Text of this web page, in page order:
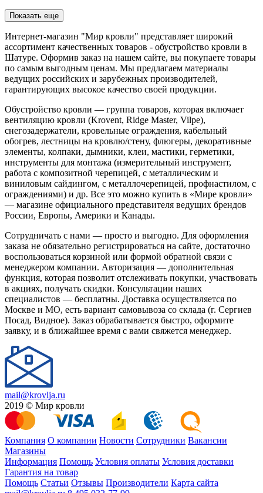
Показать еще
Интернет-магазин "Мир кровли" представляет широкий
ассортимент качественных товаров - обустройство кровли в
Шатуре. Оформив заказ на нашем сайте, вы покупаете товары
по самым выгодным ценам. Мы предлагаем материалы
ведущих российских и зарубежных производителей,
гарантирующих высокое качество своей продукции.
Обустройство кровли — группа товаров, которая включает
вентиляцию кровли (Krovent, Ridge Master, Vilpe),
снегозадержатели, кровельные ограждения, кабельный
обогрев, лестницы на кровлю/стену, флюгеры, декоративные
элементы, колпаки, дымники, клеи, мастики, герметики,
инструменты для монтажа (измерительный инструмент,
работа с композитной черепицей, с металлическим и
виниловым сайдингом, с металлочерепицей, профнастилом, с
ограждениями) и др. Все это можно купить в «Мире кровли»
— магазине официального представителя ведущих брендов
России, Европы, Америки и Канады.
Сотрудничать с нами — просто и выгодно. Для оформления
заказа не обязательно регистрироваться на сайте, достаточно
воспользоваться корзиной или формой обратной связи с
менеджером компании. Авторизация — дополнительная
функция, которая позволит отслеживать покупки, участвовать
в акциях, получать скидки. Консультации наших
специалистов — бесплатны. Доставка осуществляется по
Москве и МО, есть вариант самовывоза со склада (г. Сергиев
Посад, Видное). Заказ обрабатывается быстро, оформите
заявку, и в ближайшее время с вами свяжется менеджер.
mail@krovlja.ru
2019 © Мир кровли
Компания О компании Новости Сотрудники Вакансии
Магазины
Информация Помощь Условия оплаты Условия доставки
Гарантия на товар
Помощь Статьи Отзывы Производители Карта сайта